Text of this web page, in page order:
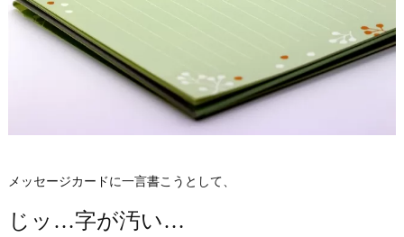
メッセージカードに一言書こうとして、
じッ…字が汚い…